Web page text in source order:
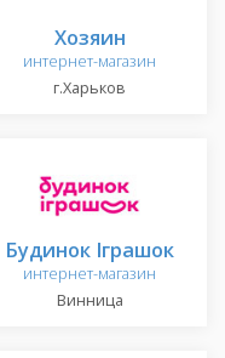
Хозяин
интернет-магазин
г.Харьков
Будинок Іграшок
интернет-магазин
Винница